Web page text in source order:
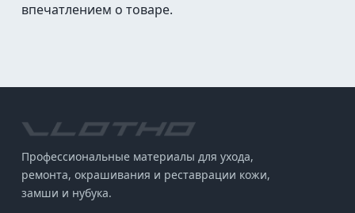
впечатлением о товаре.
Профессиональные материалы для ухода,
ремонта, окрашивания и реставрации кожи,
замши и нубука.